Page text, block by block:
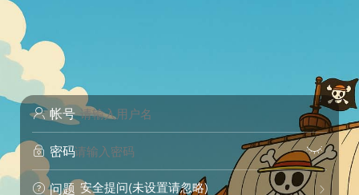
 帐号
 密码 
 问题 
安全提问(未设置请忽略)